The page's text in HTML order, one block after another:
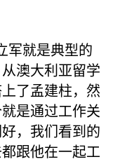
军就是典型的
澳大利亚留学
了孟建柱，然
是通过工作关
，我们看到的
跟他在一起工